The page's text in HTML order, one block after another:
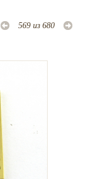
569 из 680